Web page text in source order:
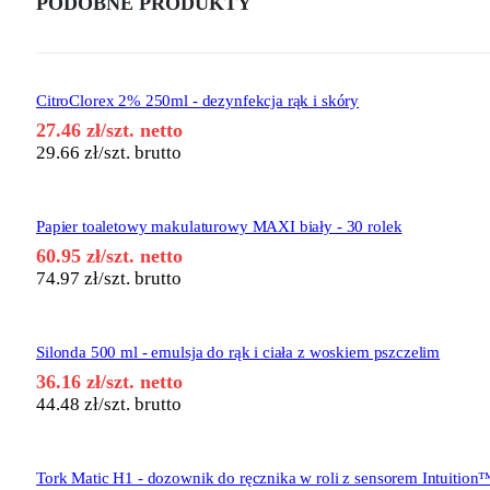
CitroClorex 2% 250ml - dezynfekcja rąk i skóry
27.46 zł/szt. netto
29.66 zł/szt. brutto
Papier toaletowy makulaturowy MAXI biały - 30 rolek
60.95 zł/szt. netto
74.97 zł/szt. brutto
Silonda 500 ml - emulsja do rąk i ciała z woskiem pszczelim
36.16 zł/szt. netto
44.48 zł/szt. brutto
Tork Matic H1 - dozownik do ręcznika w roli z sensorem